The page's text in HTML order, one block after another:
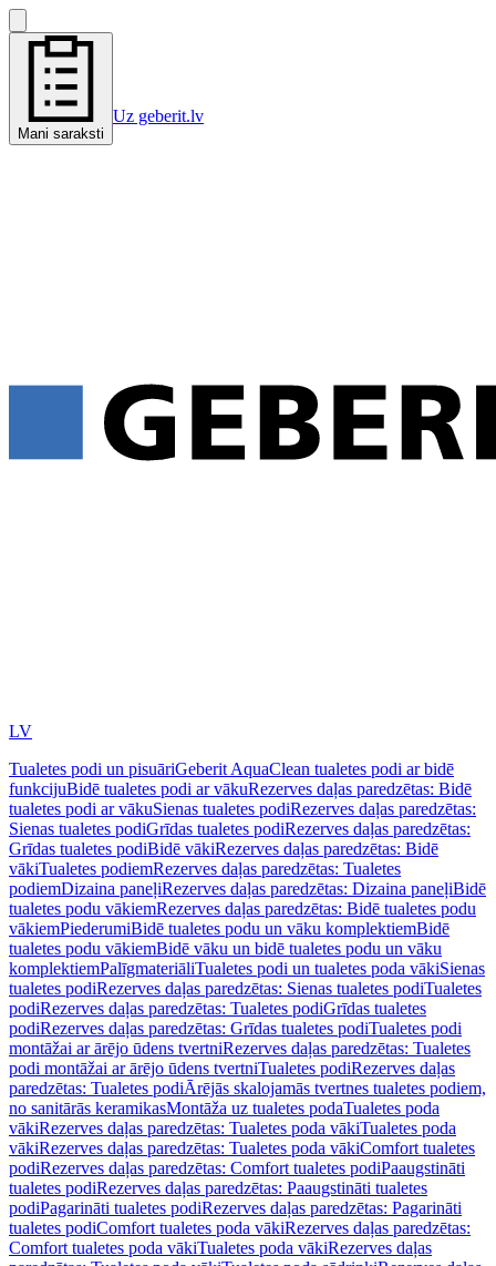
Mani saraksti
Uz geberit.lv
LV
Tualetes podi un pisuāriGeberit AquaClean tualetes podi ar bidē
funkcijuBidē tualetes podi ar vākuRezerves daļas paredzētas: Bidē
tualetes podi ar vākuSienas tualetes podiRezerves daļas paredzētas:
Sienas tualetes podiGrīdas tualetes podiRezerves daļas paredzētas:
Grīdas tualetes podiBidē vākiRezerves daļas paredzētas: Bidē
vākiTualetes podiemRezerves daļas paredzētas: Tualetes
podiemDizaina paneļiRezerves daļas paredzētas: Dizaina paneļiBidē
tualetes podu vākiemRezerves daļas paredzētas: Bidē tualetes podu
vākiemPiederumiBidē tualetes podu un vāku komplektiemBidē
tualetes podu vākiemBidē vāku un bidē tualetes podu un vāku
komplektiemPalīgmateriāliTualetes podi un tualetes poda vākiSienas
tualetes podiRezerves daļas paredzētas: Sienas tualetes podiTualetes
podiRezerves daļas paredzētas: Tualetes podiGrīdas tualetes
podiRezerves daļas paredzētas: Grīdas tualetes podiTualetes podi
montāžai ar ārējo ūdens tvertniRezerves daļas paredzētas: Tualetes
podi montāžai ar ārējo ūdens tvertniTualetes podiRezerves daļas
paredzētas: Tualetes podiĀrējās skalojamās tvertnes tualetes podiem,
no sanitārās keramikasMontāža uz tualetes podaTualetes poda
vākiRezerves daļas paredzētas: Tualetes poda vākiTualetes poda
vākiRezerves daļas paredzētas: Tualetes poda vākiComfort tualetes
podiRezerves daļas paredzētas: Comfort tualetes podiPaaugstināti
tualetes podiRezerves daļas paredzētas: Paaugstināti tualetes
podiPagarināti tualetes podiRezerves daļas paredzētas: Pagarināti
tualetes podiComfort tualetes poda vākiRezerves daļas paredzētas:
Comfort tualetes poda vākiTualetes poda vākiRezerves daļas